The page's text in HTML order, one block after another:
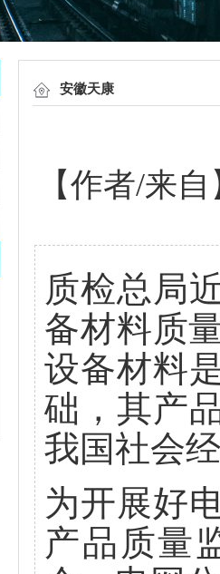
安徽天康
【作者/来
质检总局
备材料质
设备材料
础，其产
我国社会
为开展好
产品质量